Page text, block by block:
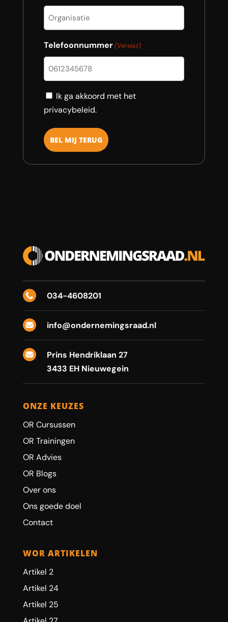
Telefoonnummer(Vereist)
Consent
Ik ga akkoord met het
privacybeleid.
 034-4608201
 info@ondernemingsraad.nl

Prins Hendriklaan 27
3433 EH Nieuwegein
ONZE KEUZES
OR Cursussen
OR Trainingen
OR Advies
OR Blogs
Over ons
Ons goede doel
Contact
WOR ARTIKELEN
Artikel 2
Artikel 24
Artikel 25